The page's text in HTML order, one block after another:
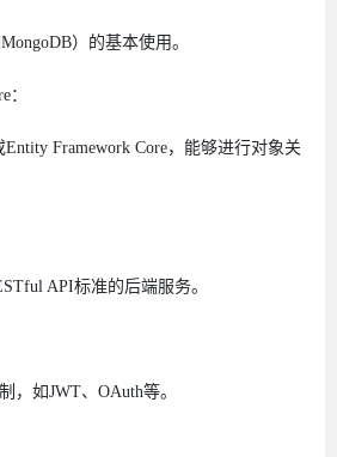
）的基本使用。
：
Framework Core，能够进行对象关
API标准的后端服务。
，如JWT、OAuth等。